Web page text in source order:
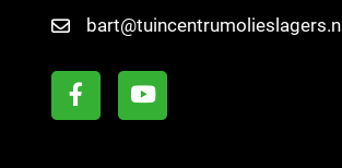
bart@tuincentrumolieslagers.nl